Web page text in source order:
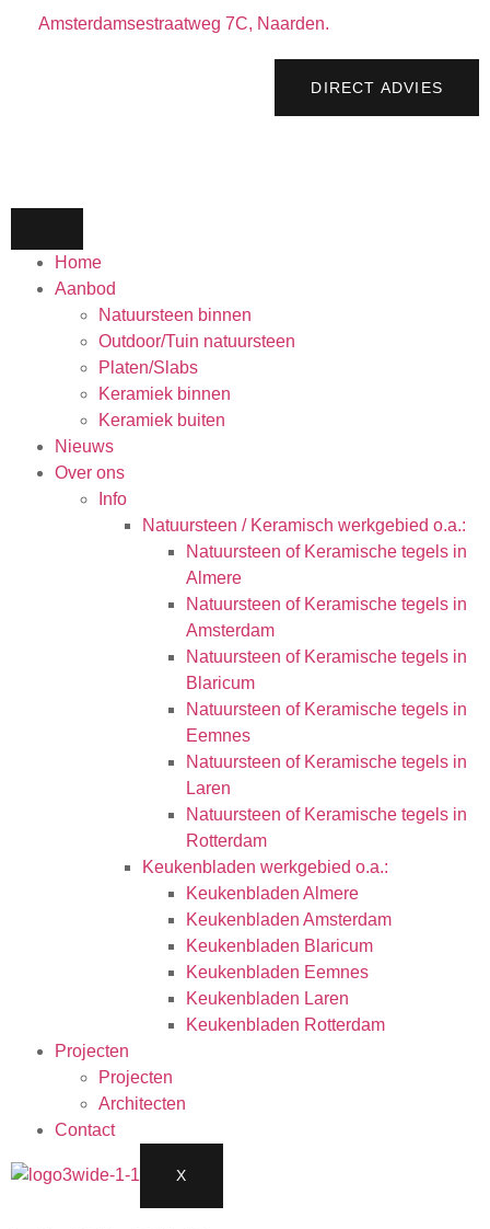
Amsterdamsestraatweg 7C, Naarden.
DIRECT ADVIES
Home
Aanbod
Natuursteen binnen
Outdoor/Tuin natuursteen
Platen/Slabs
Keramiek binnen
Keramiek buiten
Nieuws
Over ons
Info
Natuursteen / Keramisch werkgebied o.a.:
Natuursteen of Keramische tegels in
Almere
Natuursteen of Keramische tegels in
Amsterdam
Natuursteen of Keramische tegels in
Blaricum
Natuursteen of Keramische tegels in
Eemnes
Natuursteen of Keramische tegels in
Laren
Natuursteen of Keramische tegels in
Rotterdam
Keukenbladen werkgebied o.a.:
Keukenbladen Almere
Keukenbladen Amsterdam
Keukenbladen Blaricum
Keukenbladen Eemnes
Keukenbladen Laren
Keukenbladen Rotterdam
Projecten
Projecten
Architecten
Contact
X